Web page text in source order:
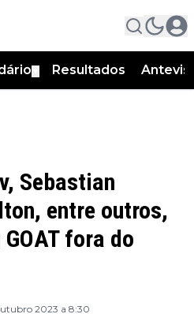
Resultados
Sebastian
entre outros,
fora do
2023 a 8:30